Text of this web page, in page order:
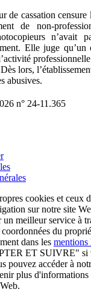
de cassation censure
de non-
n’avait
Elle juge
lors,
abusives.
n° 24-11.365
cookies et ceux
sur notre site
meilleur service à
du
dans les mentions
ET SUIVRE" si
pouvez accéder à
plus d'informations